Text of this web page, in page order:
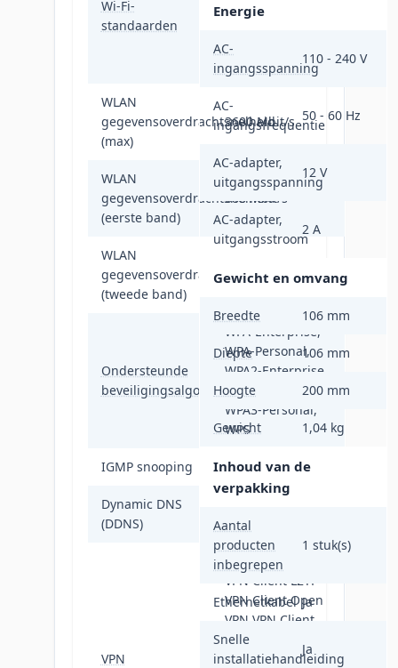
Wi-Fi-
standaarden
(802.11n), Wi-Fi 5
6 (802.11ax), Wi-
Fi 7 (802.11be)
WLAN
gegevensoverdrachtsnelheid
(max)
3600 Mbit/s
WLAN
gegevensoverdrachtsnelheid
(eerste band)
688 Mbit/s
WLAN
gegevensoverdrachtsnelheid
(tweede band)
2882 Mbit/s
Ondersteunde
beveiligingsalgoritmen
WPA-Enterprise,
WPA-Personal,
WPA2-Enterprise,
WPA2-Personal,
WPA3-Personal,
WPS
IGMP snooping Ja
Dynamic DNS
(DDNS)
VPN
Instant Guard
VPN Client L2TP
VPN Client Open
VPN VPN Client
PPTP VPN Client
WireGuard VPN
Energie
AC-
ingangsspanning
110 - 240 V
AC-
ingangsfrequentie
50 - 60 Hz
AC-adapter,
uitgangsspanning
12 V
AC-adapter,
uitgangsstroom
2 A
Gewicht en omvang
Breedte 106 mm
Diepte 106 mm
Hoogte 200 mm
Gewicht 1,04 kg
Inhoud van de
verpakking
Aantal
producten
inbegrepen
1 stuk(s)
Ethernetkabel Ja
Snelle
installatiehandleiding
Ja